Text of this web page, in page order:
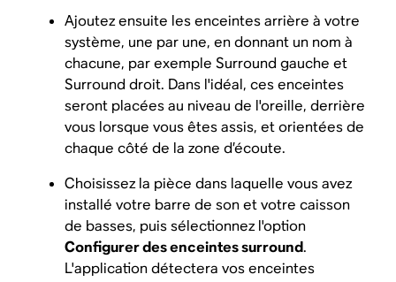
Ajoutez ensuite les enceintes arrière à votre
système, une par une, en donnant un nom à
chacune, par exemple Surround gauche et
Surround droit. Dans l'idéal, ces enceintes
seront placées au niveau de l'oreille, derrière
vous lorsque vous êtes assis, et orientées de
chaque côté de la zone d’écoute.
Choisissez la pièce dans laquelle vous avez
installé votre barre de son et votre caisson
de basses, puis sélectionnez l'option
Configurer des enceintes surround.
L'application détectera vos enceintes